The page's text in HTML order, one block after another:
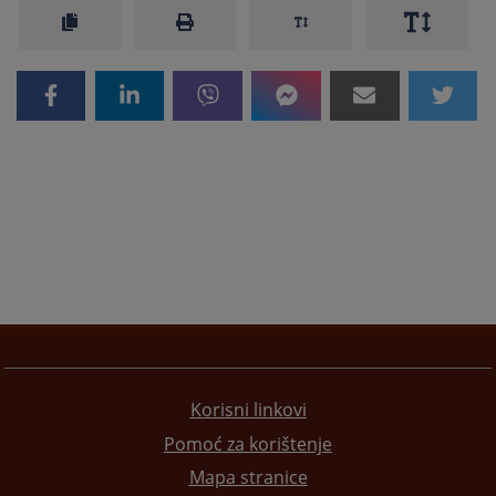
Korisni linkovi
Pomoć za korištenje
Mapa stranice